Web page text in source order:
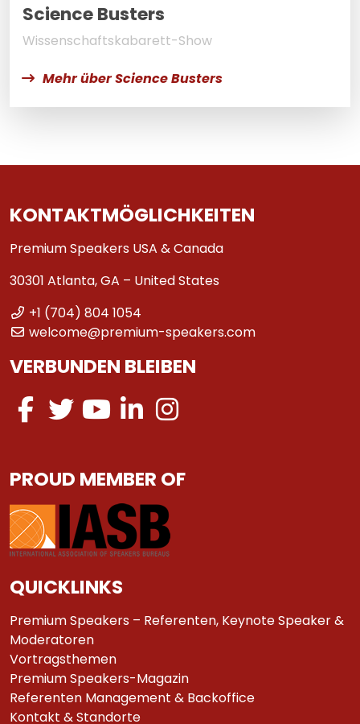
Science Busters
Wissenschaftskabarett-Show
Mehr über Science Busters
KONTAKTMÖGLICHKEITEN
Premium Speakers USA & Canada
30301 Atlanta, GA – United States
+1 (704) 804 1054
welcome@premium-speakers.com
VERBUNDEN BLEIBEN
PROUD MEMBER OF
QUICKLINKS
Premium Speakers – Referenten, Keynote Speaker &
Moderatoren
Vortragsthemen
Premium Speakers-Magazin
Referenten Management & Backoffice
Kontakt & Standorte